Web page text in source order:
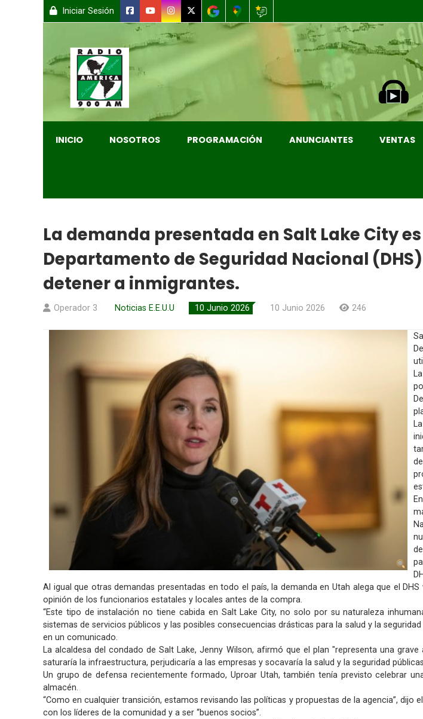
Iniciar Sesión
INICIO NOSOTROS PROGRAMACIÓN ANUNCIANTES VENTAS
La demanda presentada en Salt Lake City
Departamento de Seguridad Nacional
detener a inmigrantes.
Operador 3 Noticias E.E.U.U 10 Junio 2026 10 Junio 2026 246
Al igual que otras demandas presentadas en todo el país, la demanda en Utah alega que el
opinión de los funcionarios estatales y locales antes de la compra.
“Este tipo de instalación no tiene cabida en Salt Lake City, no solo por su naturaleza
sistemas de servicios públicos y las posibles consecuencias drásticas para la salud y la
en un comunicado.
La alcaldesa del condado de Salt Lake, Jenny Wilson, afirmó que el plan "representa una
saturaría la infraestructura, perjudicaría a las empresas y socavaría la salud y la seguridad
Un grupo de defensa recientemente formado, Uproar Utah, también tenía previsto celebrar
almacén.
“Como en cualquier transición, estamos revisando las políticas y propuestas de la agencia”,
con los líderes de la comunidad y a ser “buenos socios”.